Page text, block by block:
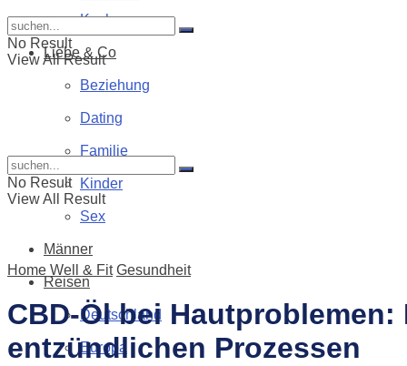
Kochen
Liebe & Co
Beziehung
Dating
Familie
Kinder
Sex
Männer
Reisen
Deutschland
Europa
No Result
View All Result
No Result
View All Result
Home Well & Fit Gesundheit
CBD-Öl bei
entzündlichen Prozessen